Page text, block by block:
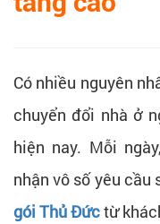
Có nhiều nguyên
chuyển đổi nhà ở
hiện nay. Mỗi ngày,
nhận vô số yêu cầu
gói Thủ Đứctừ